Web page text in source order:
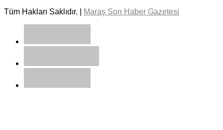
Tüm Hakları Saklıdır. |
Maraş Son Haber Gazetesi